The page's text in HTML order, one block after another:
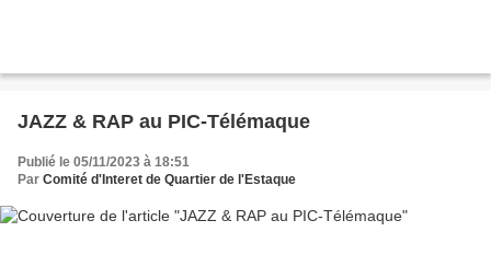
JAZZ & RAP au PIC-Télémaque
Publié le 05/11/2023 à 18:51
Par Comité d'Interet de Quartier de l'Estaque